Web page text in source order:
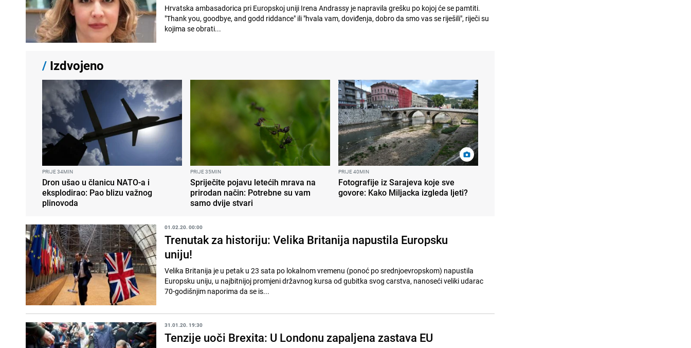
Hrvatska ambasadorica pri Europskoj uniji Irena Andrassy je napravila grešku po kojoj će se pamtiti.
"Thank you, goodbye, and godd riddance" ili "hvala vam, doviđenja, dobro da smo vas se riješili", riječi su
kojima se obrati...
/ Izdvojeno
PRIJE 34MIN
Dron ušao u članicu NATO-a i
eksplodirao: Pao blizu važnog
plinovoda
PRIJE 35MIN
Spriječite pojavu letećih mrava na
prirodan način: Potrebne su vam
samo dvije stvari
PRIJE 40MIN
Fotografije iz Sarajeva koje sve
govore: Kako Miljacka izgleda ljeti?
01.02.20. 00:00
Trenutak za historiju: Velika Britanija napustila Europsku
uniju!
Velika Britanija je u petak u 23 sata po lokalnom vremenu (ponoć po srednjoevropskom) napustila
Europsku uniju, u najbitnijoj promjeni državnog kursa od gubitka svog carstva, nanoseći veliki udarac
70-godišnjim naporima da se is...
31.01.20. 19:30
Tenzije uoči Brexita: U Londonu zapaljena zastava EU